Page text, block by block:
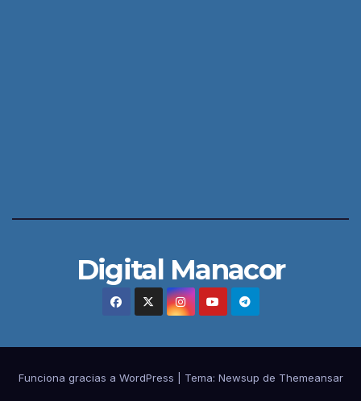
Digital Manacor
Funciona gracias a WordPress Tema: Newsup de Themeansar